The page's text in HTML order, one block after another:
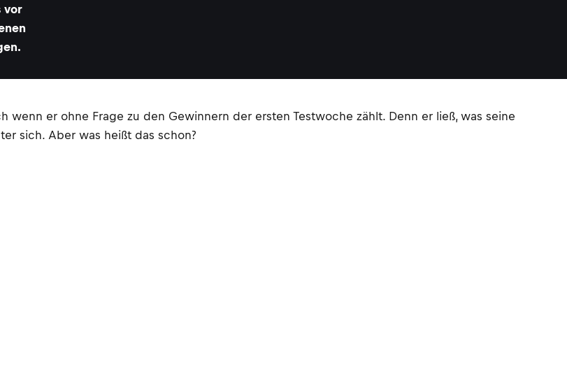
vor
er ohne Frage zu den Gewinnern der ersten Testwoche zählt. Denn er ließ, was seine
sich. Aber was heißt das schon?